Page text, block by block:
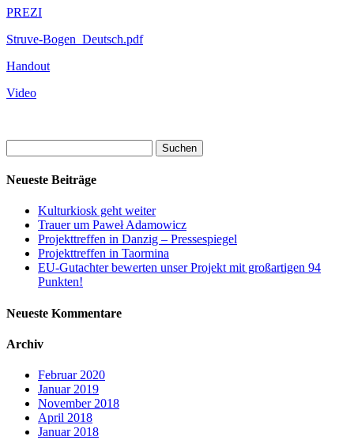
PREZI
Struve-Bogen_Deutsch.pdf
Handout
Video
nach:
Neueste Beiträge
Kulturkiosk geht weiter
Trauer um Paweł Adamowicz
Projekttreffen in Danzig – Pressespiegel
Projekttreffen in Taormina
EU-Gutachter bewerten unser Projekt mit großartigen 94
Punkten!
Neueste Kommentare
Archiv
Februar 2020
Januar 2019
November 2018
April 2018
Januar 2018